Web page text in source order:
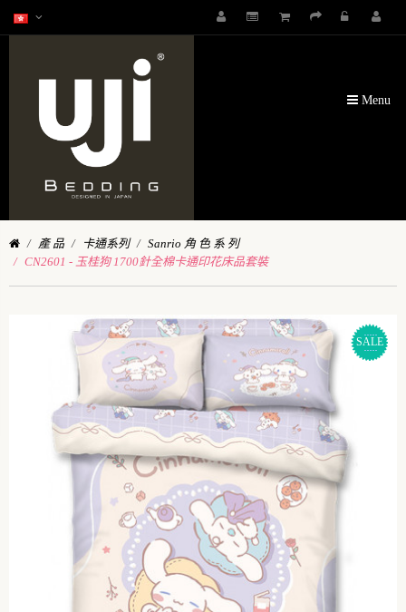
Menu
產 品 卡通系列
Sanrio 角 色 系 列
CN2601 - 玉桂狗 1700針全棉卡通印花床品套裝
SALE